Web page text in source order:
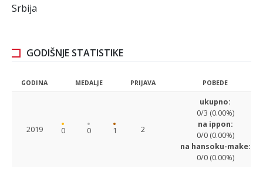
Srbija
GODIŠNJE STATISTIKE
GODINA MEDALJE PRIJAVA POBEDE
2019 0 0 1 2
ukupno:
0/3 (0.00%)
na ippon:
0/0 (0.00%)
na hansoku-make:
0/0 (0.00%)